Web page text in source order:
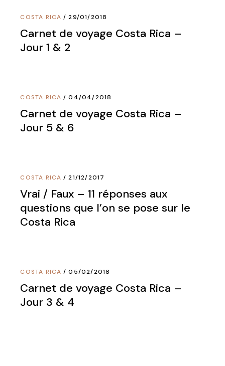
COSTA RICA 29/01/2018
Carnet de voyage Costa Rica –
Jour 1 & 2
COSTA RICA 04/04/2018
Carnet de voyage Costa Rica –
Jour 5 & 6
COSTA RICA 21/12/2017
Vrai / Faux – 11 réponses aux
questions que l’on se pose sur le
Costa Rica
COSTA RICA 05/02/2018
Carnet de voyage Costa Rica –
Jour 3 & 4